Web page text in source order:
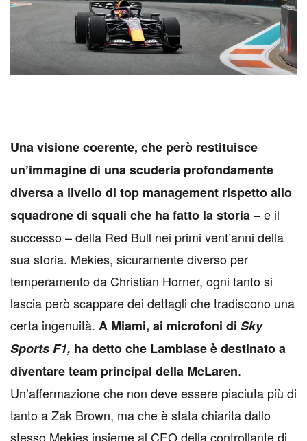
Una visione coerente, che però restituisce
un’immagine di una scuderia profondamente
diversa a livello di top management rispetto allo
squadrone di squali che ha fatto la storia– e il
successo – della Red Bull nei primi vent’anni della
sua storia. Mekies, sicuramente diverso per
temperamento da Christian Horner, ogni tanto si
lascia però scappare dei dettagli che tradiscono una
certa ingenuità. A Miami, ai microfoni di Sky
Sports F1, ha detto che Lambiase è destinato a
diventare team principal della McLaren.
Un’affermazione che non deve essere piaciuta più di
tanto a Zak Brown, ma che è stata chiarita dallo
stesso Mekies insieme al CEO della controllante di